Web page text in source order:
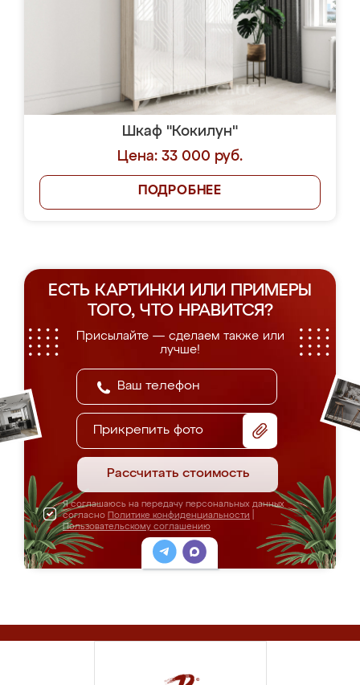
Шкаф "Кокилун"
Цена: 33 000 руб.
ПОДРОБНЕЕ
ЕСТЬ КАРТИНКИ ИЛИ ПРИМЕРЫ
ТОГО, ЧТО НРАВИТСЯ?
Присылайте — сделаем также или
лучше!
Прикрепить фото
Рассчитать стоимость
Я соглашаюсь на передачу персональных данных
согласно Политике конфиденциальности
Пользовательскому соглашению